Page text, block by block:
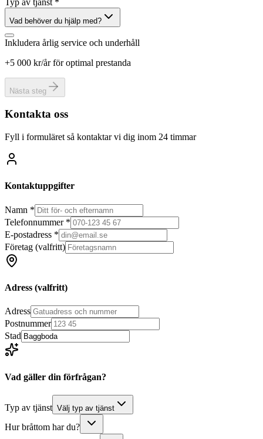
Vad behöver du hjälp med?
Inkludera årlig service och underhåll
+5 000 kr/år för optimal prestanda
Nästa steg
Kontakta oss
Fyll i formuläret så kontaktar vi dig inom 24 timmar
Kontaktuppgifter
Namn *
Telefonnummer *
E-postadress *
Företag (valfritt)
Adress (valfritt)
Adress
Postnummer
Stad
Vad gäller din förfrågan?
Typ av tjänst Välj typ av tjänst
Hur bråttom har du?